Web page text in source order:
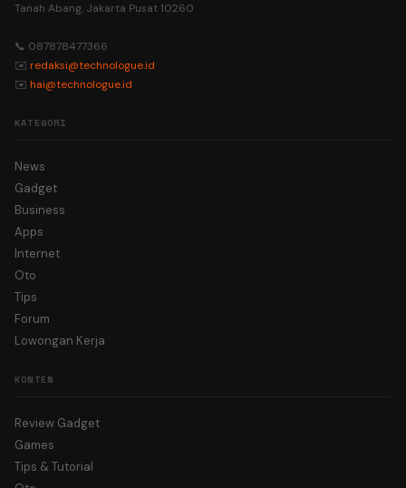
Tanah Abang, Jakarta Pusat 10260
📞 087878477366
✉️ redaksi@technologue.id
✉️ hai@technologue.id
KATEGORI
News
Gadget
Business
Apps
Internet
Oto
Tips
Forum
Lowongan Kerja
KONTEN
Review Gadget
Games
Tips & Tutorial